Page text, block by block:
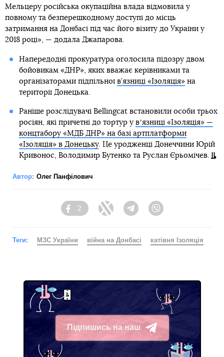
Мельцеру російська окупаційна влада відмовила у
повному та безперешкодному доступі до місць
затримання на Донбасі під час його візиту до України у
2018 році», — додала Джапарова.
Напередодні прокуратура оголосила підозру двом
бойовикам «ДНР», яких вважає керівниками та
організаторами підпільної в’язниці «Ізоляція»на
території Донецька.
Раніше розслідувачі Bellingcat встановили особи трьох
росіян, які причетні до тортур у вʼязниці «Ізоляція» —
концтабору «МДБ ДНР» на базі артплатформи
«Ізоляція» в Донецьку. Це уродженці Донеччини Юрій
Кривонос, Володимир Бутенко та Руслан Єрьомічев.
Автор: Олег Панфілович
Facebook
2
Twitter TelegramViber
Теги: МЗС України війна на Донбасі катівня Ізоляція
Підпишись на наш
Telegram